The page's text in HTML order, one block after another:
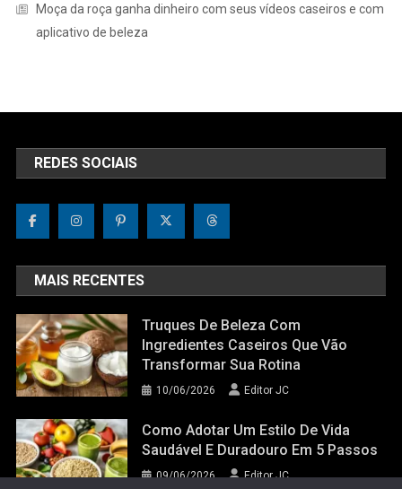
Moça da roça ganha dinheiro com seus vídeos caseiros e com
aplicativo de beleza
REDES SOCIAIS
MAIS RECENTES
Truques De Beleza Com
Ingredientes Caseiros Que Vão
Transformar Sua Rotina
10/06/2026 Editor JC
Como Adotar Um Estilo De Vida
Saudável E Duradouro Em 5 Passos
09/06/2026 Editor JC